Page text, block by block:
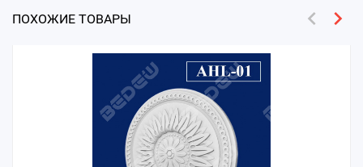
ПОХОЖИЕ ТОВАРЫ